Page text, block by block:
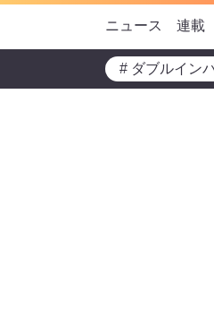
ニュース 連載
# ダブルイン